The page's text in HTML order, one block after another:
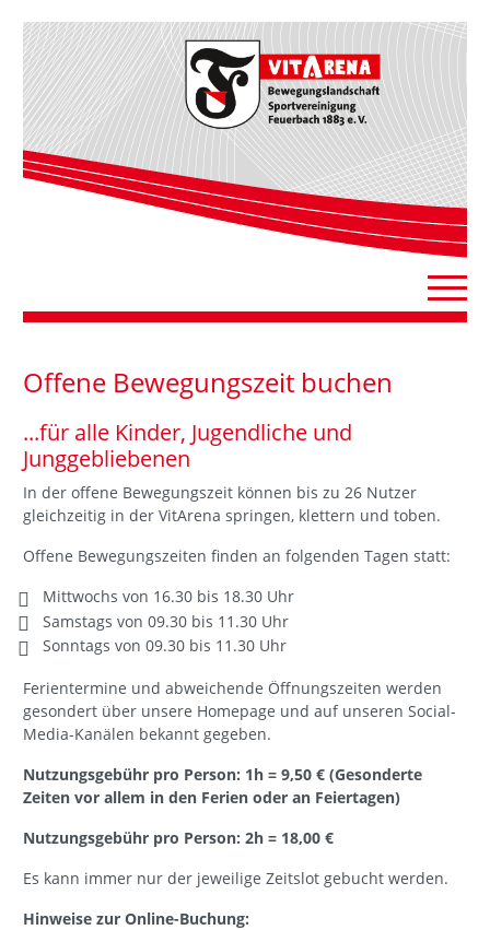
Offene Bewegungszeit buchen
...für alle Kinder, Jugendliche und
Junggebliebenen
In der offene Bewegungszeit können bis zu 26 Nutzer
gleichzeitig in der VitArena springen, klettern und toben.
Offene Bewegungszeiten finden an folgenden Tagen statt:
Mittwochs von 16.30 bis 18.30 Uhr
Samstags von 09.30 bis 11.30 Uhr
Sonntags von 09.30 bis 11.30 Uhr
Ferientermine und abweichende Öffnungszeiten werden
gesondert über unsere Homepage und auf unseren Social-
Media-Kanälen bekannt gegeben.
Nutzungsgebühr pro Person: 1h = 9,50 € (Gesonderte
Zeiten vor allem in den Ferien oder an Feiertagen)
Nutzungsgebühr pro Person: 2h = 18,00 €
Es kann immer nur der jeweilige Zeitslot gebucht werden.
Hinweise zur Online-Buchung: